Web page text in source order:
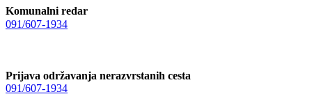
Komunalni redar
091/607-1934
Prijava održavanja nerazvrstanih cesta
091/607-1934